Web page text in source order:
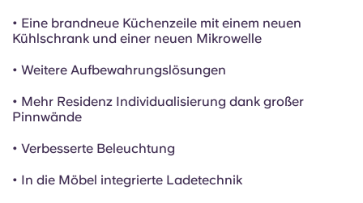
• Eine brandneue Küchenzeile mit einem neuen
Kühlschrank und einer neuen Mikrowelle
• Weitere Aufbewahrungslösungen
• Mehr Residenz Individualisierung dank großer
Pinnwände
• Verbesserte Beleuchtung
• In die Möbel integrierte Ladetechnik